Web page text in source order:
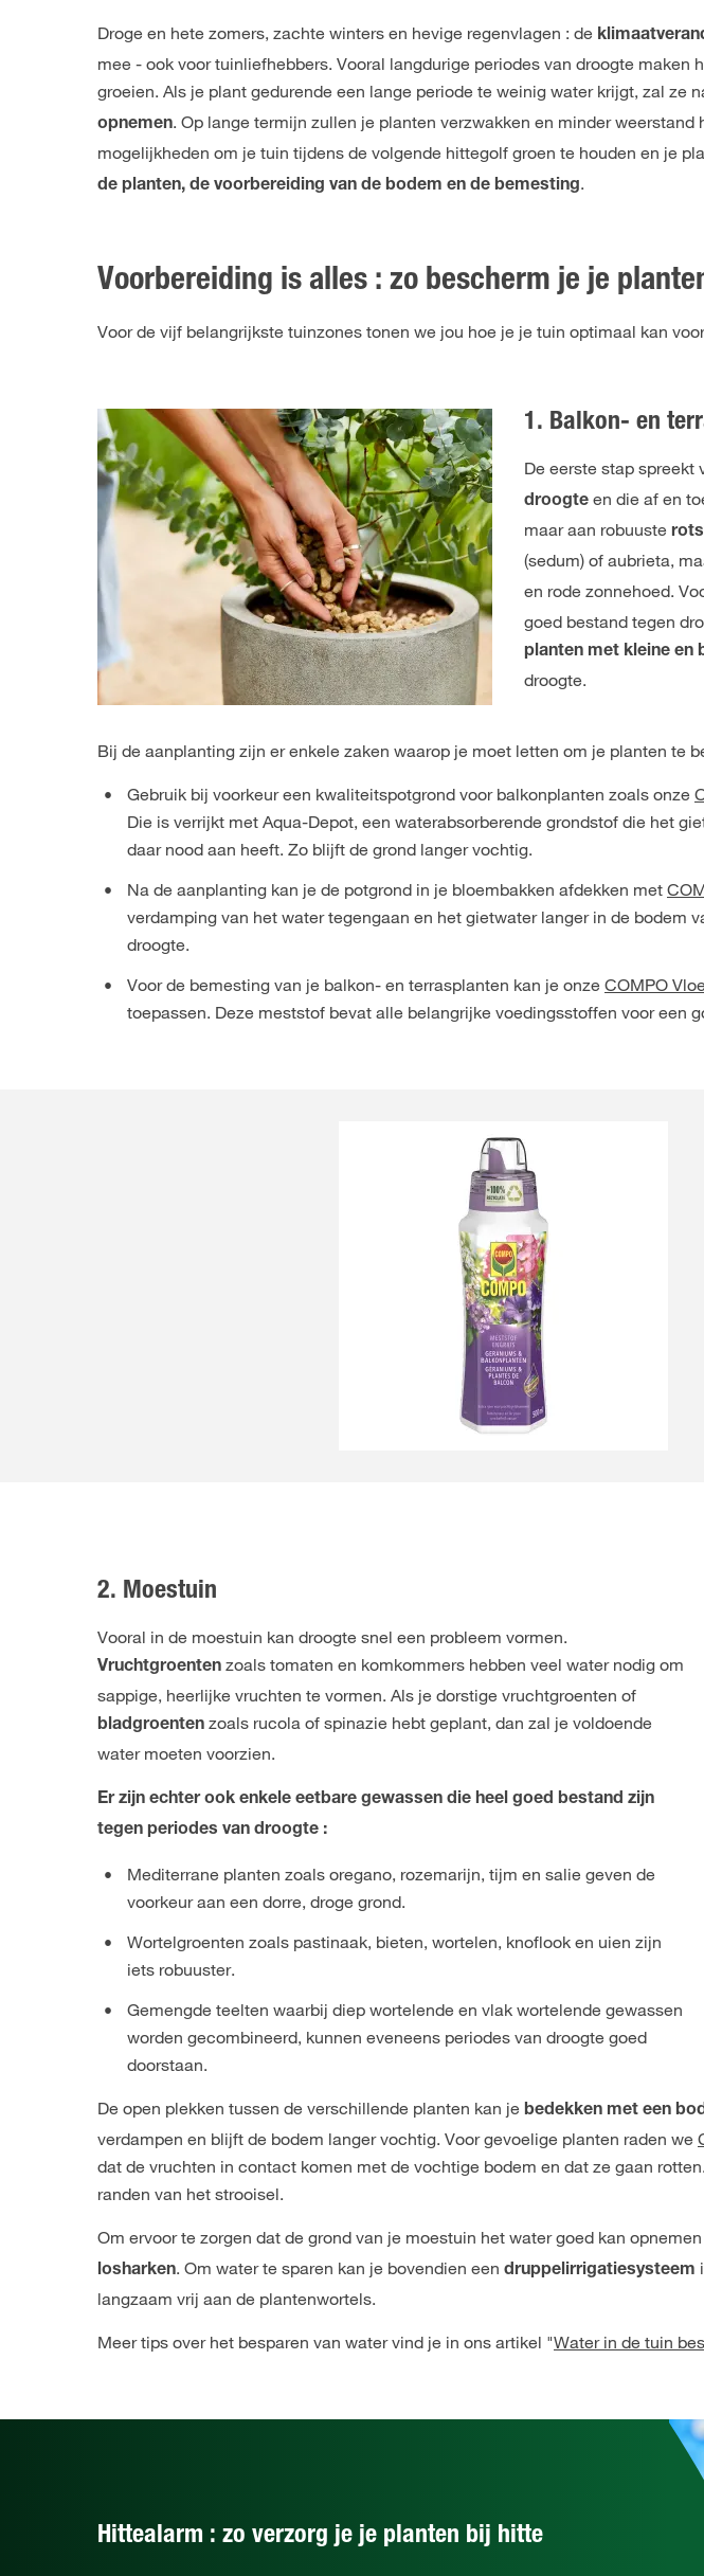
Droge en hete zomers, zachte winters en hevige regenvlagen : de
mee - ook voor tuinliefhebbers. Vooral langdurige periodes van droogte
groeien. Als je plant gedurende een lange periode te weinig water krijgt, zal ze
opnemen. Op lange termijn zullen je planten verzwakken en minder
mogelijkheden om je tuin tijdens de volgende hittegolf groen te houden en je
de planten, de voorbereiding van de bodem en de bemesting.
Voorbereiding is alles : zo bescherm je je
Voor de vijf belangrijkste tuinzones tonen we jou hoe je je tuin optimaal kan
1. Balkon- en
De eerste stap spreekt
droogte en die af en
maar aan robuuste
(sedum) of aubrieta,
en rode zonnehoed.
goed bestand tegen
planten met kleine en
droogte.
Bij de aanplanting zijn er enkele zaken waarop je moet letten om je planten te
Gebruik bij voorkeur een kwaliteitspotgrond voor balkonplanten zoals onze
Die is verrijkt met Aqua-Depot, een waterabsorberende grondstof die het
daar nood aan heeft. Zo blijft de grond langer vochtig.
Na de aanplanting kan je de potgrond in je bloembakken afdekken met
verdamping van het water tegengaan en het gietwater langer in de bodem
droogte.
Voor de bemesting van je balkon- en terrasplanten kan je onze COMPO
toepassen. Deze meststof bevat alle belangrijke voedingsstoffen voor een
2. Moestuin
Vooral in de moestuin kan droogte snel een probleem vormen.
Vruchtgroenten zoals tomaten en komkommers hebben veel water nodig om
sappige, heerlijke vruchten te vormen. Als je dorstige vruchtgroenten of
bladgroenten zoals rucola of spinazie hebt geplant, dan zal je voldoende
water moeten voorzien.
Er zijn echter ook enkele eetbare gewassen die heel goed bestand zijn
tegen periodes van droogte :
Mediterrane planten zoals oregano, rozemarijn, tijm en salie geven de
voorkeur aan een dorre, droge grond.
Wortelgroenten zoals pastinaak, bieten, wortelen, knoflook en uien zijn
iets robuuster.
Gemengde teelten waarbij diep wortelende en vlak wortelende gewassen
worden gecombineerd, kunnen eveneens periodes van droogte goed
doorstaan.
De open plekken tussen de verschillende planten kan je bedekken met een
verdampen en blijft de bodem langer vochtig. Voor gevoelige planten raden we
dat de vruchten in contact komen met de vochtige bodem en dat ze gaan
randen van het strooisel.
Om ervoor te zorgen dat de grond van je moestuin het water goed kan
losharken. Om water te sparen kan je bovendien een druppelirrigatiesysteem
langzaam vrij aan de plantenwortels.
Meer tips over het besparen van water vind je in ons artikel "Water in de tuin
Hittealarm : zo verzorg je je planten bij hitte